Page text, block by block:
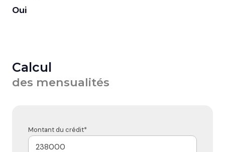
Oui
Calcul
des mensualités
Montant du crédit*